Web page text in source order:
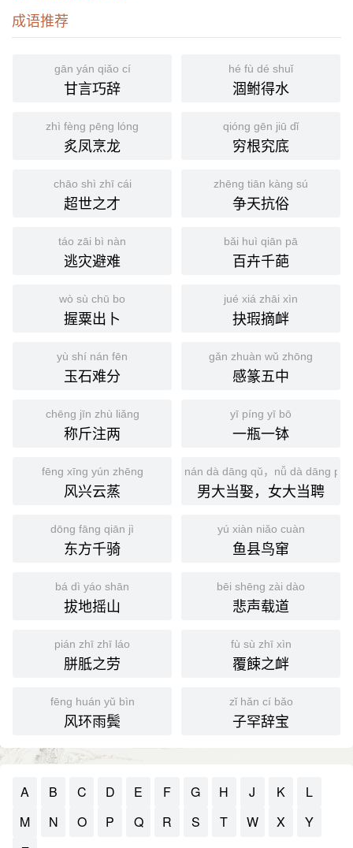
成语推荐
gān yán qiǎo cí
甘言巧辞
hé fù dé shuǐ
涸鲋得水
zhì fèng pēng lóng
炙凤烹龙
qióng gēn jiū dǐ
穷根究底
chāo shì zhī cái
超世之才
zhēng tiān kàng sú
争天抗俗
táo zāi bì nàn
逃灾避难
bǎi huì qiān pā
百卉千葩
wò sù chū bo
握粟出卜
jué xiá zhāi xìn
抉瑕摘衅
yù shí nán fēn
玉石难分
gǎn zhuàn wǔ zhōng
感篆五中
chēng jīn zhù liǎng
称斤注两
yī píng yī bō
一瓶一钵
fēng xīng yún zhēng
风兴云蒸
nán dà dāng qǔ，nǚ dà dāng pìn
男大当娶，女大当聘
dōng fāng qiān jì
东方千骑
yú xiàn niǎo cuàn
鱼县鸟窜
bá dì yáo shān
拔地摇山
bēi shēng zài dào
悲声载道
pián zhī zhī láo
胼胝之劳
fù sù zhī xìn
覆餗之衅
fēng huán yǔ bìn
风环雨鬓
zǐ hǎn cí bǎo
子罕辞宝
A B C D E F G H J K
L
M
N O P Q R S T W X
Y